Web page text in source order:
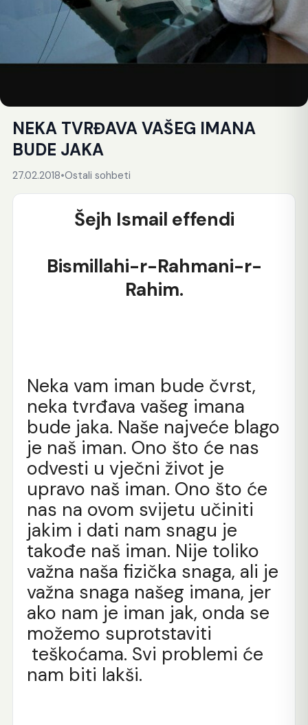
NEKA TVRĐAVA VAŠEG IMANA
BUDE JAKA
27.02.2018•Ostali sohbeti
Šejh Ismail effendi
Bismillahi-r-Rahmani-r-
Rahim.
Neka vam iman bude čvrst,
neka tvrđava vašeg imana
bude jaka. Naše najveće blago
je naš iman. Ono što će nas
odvesti u vječni život je
upravo naš iman. Ono što će
nas na ovom svijetu učiniti
jakim i dati nam snagu je
takođe naš iman. Nije toliko
važna naša fizička snaga, ali je
važna snaga našeg imana, jer
ako nam je iman jak, onda se
možemo suprotstaviti
teškoćama. Svi problemi će
nam biti lakši.